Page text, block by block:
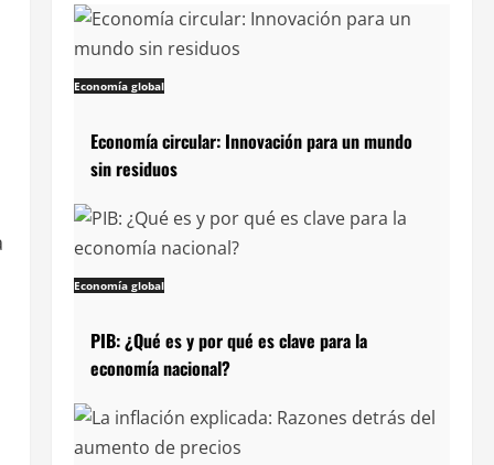
Economía global
Economía circular: Innovación para un mundo
sin residuos
Economía global
PIB: ¿Qué es y por qué es clave para la
economía nacional?